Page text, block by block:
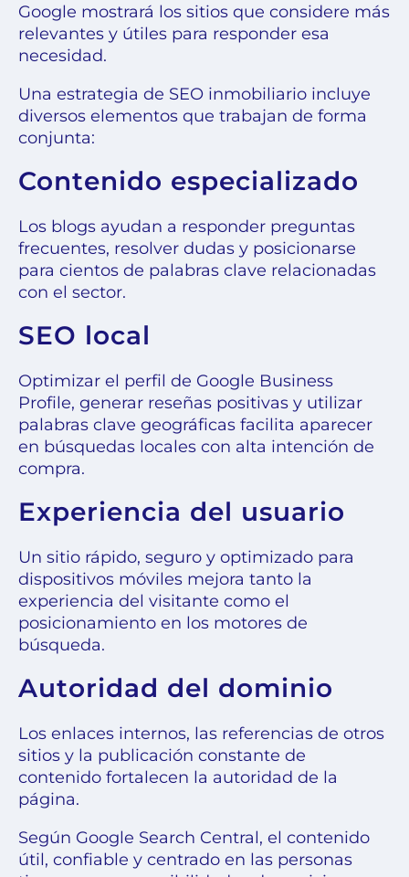
Google mostrará los sitios que considere más
relevantes y útiles para responder esa
necesidad.
Una estrategia de SEO inmobiliario incluye
diversos elementos que trabajan de forma
conjunta:
Contenido especializado
Los blogs ayudan a responder preguntas
frecuentes, resolver dudas y posicionarse
para cientos de palabras clave relacionadas
con el sector.
SEO local
Optimizar el perfil de Google Business
Profile, generar reseñas positivas y utilizar
palabras clave geográficas facilita aparecer
en búsquedas locales con alta intención de
compra.
Experiencia del usuario
Un sitio rápido, seguro y optimizado para
dispositivos móviles mejora tanto la
experiencia del visitante como el
posicionamiento en los motores de
búsqueda.
Autoridad del dominio
Los enlaces internos, las referencias de otros
sitios y la publicación constante de
contenido fortalecen la autoridad de la
página.
Según Google Search Central, el contenido
útil, confiable y centrado en las personas